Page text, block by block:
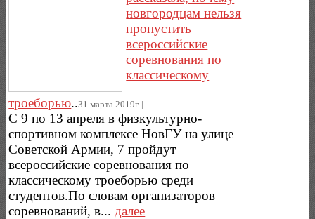
новгородцам нельзя
пропустить
всероссийские
соревнования по
классическому
троеборью..31.марта.2019г..|.
С 9 по 13 апреля в физкультурно-
спортивном комплексе НовГУ на улице
Советской Армии, 7 пройдут
всероссийские соревнования по
классическому троеборью среди
студентов.По словам организаторов
соревнований, в... далее